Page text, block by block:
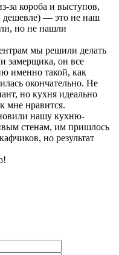
за короба и выступов,
дешевле) — это не наш
но не нашли
мы решили делать
замерщика, он все
именно такой, как
окончательно. Не
но кухня идеально
мне нравится.
нашу кухню-
стенам, им пришлось
но результат